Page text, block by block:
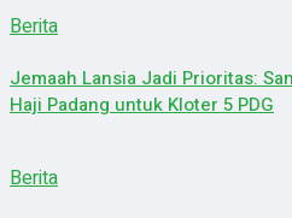
Berita
Jemaah Lansia Jadi Prioritas:
Haji Padang untuk Kloter 5 PDG
Berita